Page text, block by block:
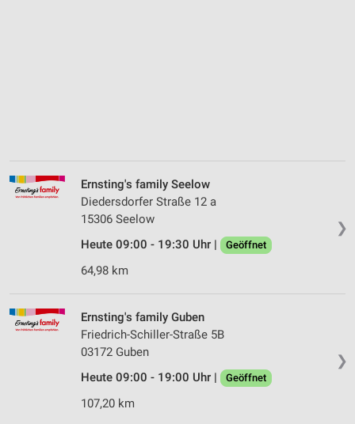
❯
Ernsting's family Seelow
Diedersdorfer Straße 12 a
15306 Seelow
Heute 09:00 - 19:30 Uhr |
Geöffnet
64,98 km
❯
Ernsting's family Guben
Friedrich-Schiller-Straße 5B
03172 Guben
Heute 09:00 - 19:00 Uhr |
Geöffnet
107,20 km